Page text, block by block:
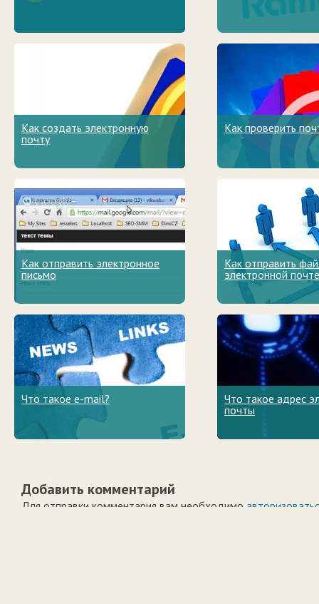
Как создать электронную
почту
Как проверить
Как отправить электронное
письмо
Как отправить
электронной
Что такое e-mail?
Что такое адрес
почты
Добавить комментарий
Для отправки комментария вам необходимо